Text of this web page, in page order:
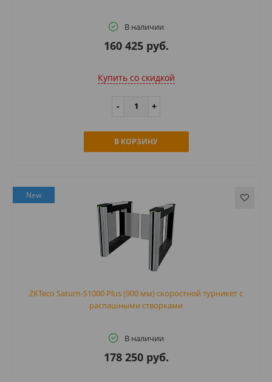
В наличии
160 425 руб.
Купить cо скидкой
В КОРЗИНУ
New
ZKTeco Saturn-S1000 Plus (900 мм) скоростной турникет с
распашными створками
В наличии
178 250 руб.